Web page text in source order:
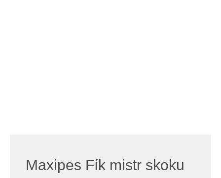
Maxipes Fík mistr skoku